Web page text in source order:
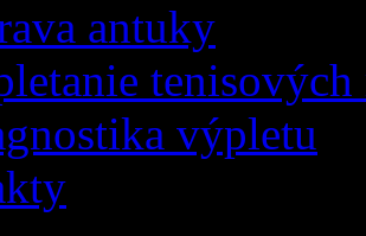
antuky
tenisových
výpletu